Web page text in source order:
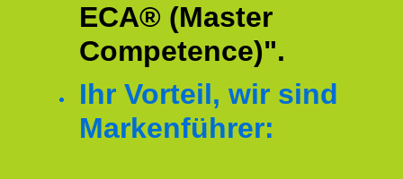
ECA® (Master
Competence)".
Ihr Vorteil, wir sind
Markenführer: